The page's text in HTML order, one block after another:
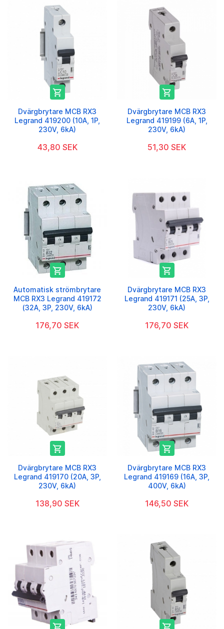

Dvärgbrytare MCB RX3
Legrand 419200 (10A, 1P,
230V, 6kA)
43,80 SEK

Dvärgbrytare MCB RX3
Legrand 419199 (6A, 1P,
230V, 6kA)
51,30 SEK

Automatisk strömbrytare
MCB RX3 Legrand 419172
(32A, 3P, 230V, 6kA)
176,70 SEK

Dvärgbrytare MCB RX3
Legrand 419171 (25A, 3P,
230V, 6kA)
176,70 SEK

Dvärgbrytare MCB RX3
Legrand 419170 (20A, 3P,
230V, 6kA)
138,90 SEK

Dvärgbrytare MCB RX3
Legrand 419169 (16A, 3P,
400V, 6kA)
146,50 SEK